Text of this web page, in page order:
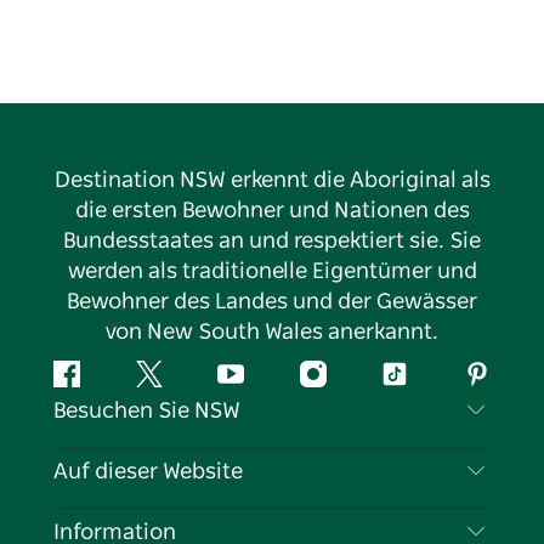
Destination NSW erkennt die Aboriginal als
die ersten Bewohner und Nationen des
Bundesstaates an und respektiert sie. Sie
werden als traditionelle Eigentümer und
Bewohner des Landes und der Gewässer
von New South Wales anerkannt.
FacebookTwitter YouTubeInstagramTikTok
Besuchen Sie NSW
Kontaktieren Sie uns
Auf dieser Website
Reiseziele
Information